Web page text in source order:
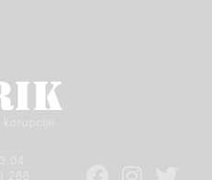
04